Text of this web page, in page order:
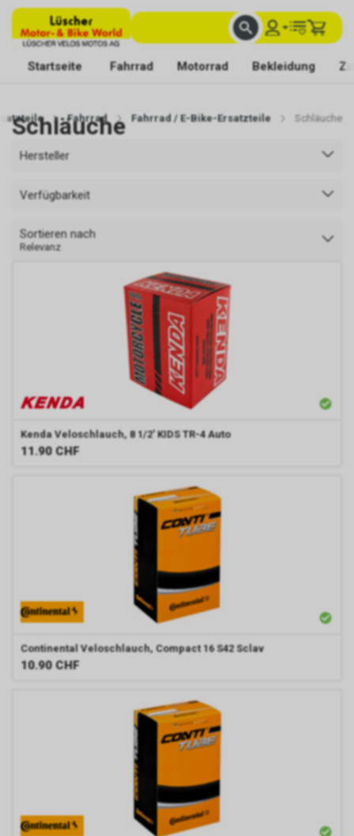
Startseite Fahrrad Motorrad Bekleidung
Fahrrad Fahrrad / E-Bike-Ersatzteile Schläuche
Schläuche
Hersteller
Verfügbarkeit
Sortieren nach
Relevanz
Kenda Veloschlauch, 8 1/2' KIDS TR-4 Auto
11.90 CHF
Continental Veloschlauch, Compact 16 S42 Sclav
10.90 CHF